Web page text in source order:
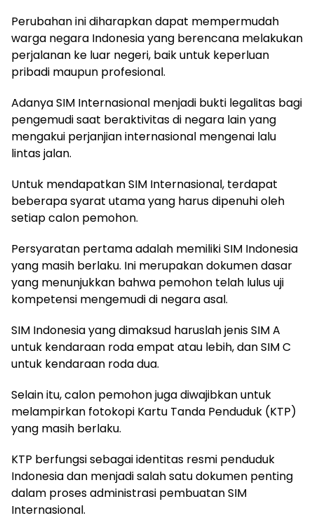
Perubahan ini diharapkan dapat mempermudah
warga negara Indonesia yang berencana melakukan
perjalanan ke luar negeri, baik untuk keperluan
pribadi maupun profesional.
Adanya SIM Internasional menjadi bukti legalitas bagi
pengemudi saat beraktivitas di negara lain yang
mengakui perjanjian internasional mengenai lalu
lintas jalan.
Untuk mendapatkan SIM Internasional, terdapat
beberapa syarat utama yang harus dipenuhi oleh
setiap calon pemohon.
Persyaratan pertama adalah memiliki SIM Indonesia
yang masih berlaku. Ini merupakan dokumen dasar
yang menunjukkan bahwa pemohon telah lulus uji
kompetensi mengemudi di negara asal.
SIM Indonesia yang dimaksud haruslah jenis SIM A
untuk kendaraan roda empat atau lebih, dan SIM C
untuk kendaraan roda dua.
Selain itu, calon pemohon juga diwajibkan untuk
melampirkan fotokopi Kartu Tanda Penduduk (KTP)
yang masih berlaku.
KTP berfungsi sebagai identitas resmi penduduk
Indonesia dan menjadi salah satu dokumen penting
dalam proses administrasi pembuatan SIM
Internasional.